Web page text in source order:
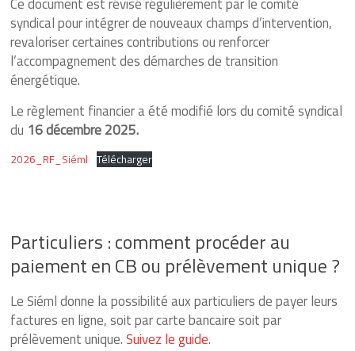
Energique
et
lumineux
depuis
1925
Ce document est révisé régulièrement par le comité
syndical pour intégrer de nouveaux champs d’intervention,
revaloriser certaines contributions ou renforcer
l’accompagnement des démarches de transition
énergétique.
Le règlement financier a été modifié lors du comité syndical
du 16 décembre 2025.
2026_RF_Siéml Télécharger
Particuliers : comment procéder au
paiement en CB ou prélèvement unique ?
Le Siéml donne la possibilité aux particuliers de payer leurs
factures en ligne, soit par carte bancaire soit par
prélèvement unique.Suivez le guide.